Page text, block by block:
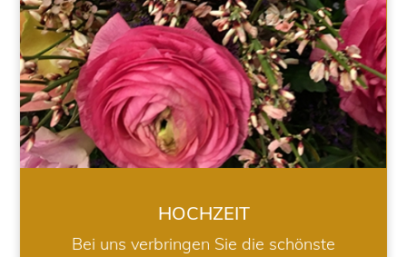
HOCHZEIT
Bei uns verbringen Sie die schönste